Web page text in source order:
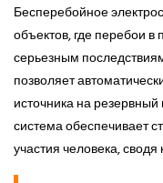
Бесперебойное
объектов, где перебои в
серьезным
позволяет
источника на
система обеспечивает
участия человека,